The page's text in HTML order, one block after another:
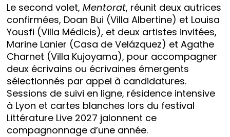
Le second volet,Mentorat, réunit deux autrices
confirmées, Doan Bui (Villa Albertine) et Louisa
Yousfi (Villa Médicis), et deux artistes invitées,
Marine Lanier (Casa de Velázquez) et Agathe
Charnet (Villa Kujoyama), pour accompagner
deux écrivains ou écrivaines émergents
sélectionnés par appel à candidatures.
Sessions de suivi en ligne, résidence intensive
à Lyon et cartes blanches lors du festival
Littérature Live 2027 jalonnent ce
compagnonnage d’une année.